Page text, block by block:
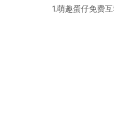
1.萌趣蛋仔免费互